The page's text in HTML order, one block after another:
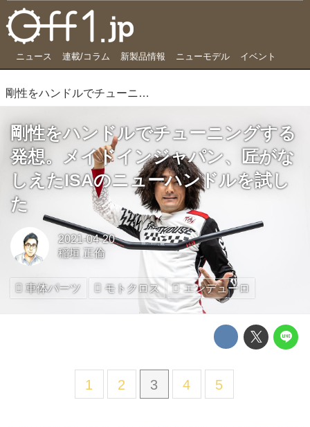
ニュース 連載/コラム 新製品情報 ニューモデル イベント
剛性をハンドルでチューニングする発想。メイドインジャパン、匠がなしえたISAのニューハンドルを試した
剛性をハンドルでチューニングする
発想。メイドインジャパン、匠がな
しえたISAのニューハンドルを試し
た
2021-04-20
稲垣 正倫
車体パーツ モトクロス エンデューロ
1 2 3 4 5